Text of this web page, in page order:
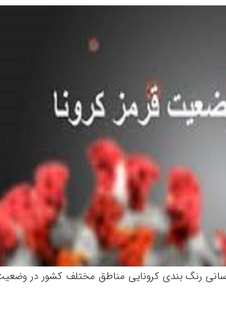
به روزرسانی رنگ بندی کرونایی مناطق مختلف کشور در